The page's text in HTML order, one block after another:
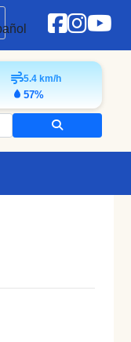
5.4 km/h
57%